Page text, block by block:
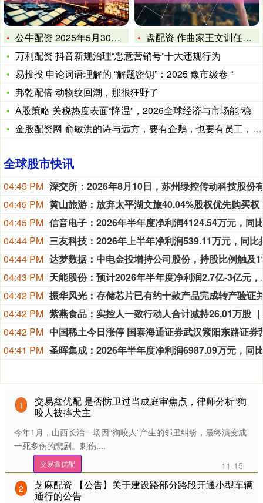
公牛配资 2025年5月30日全国主要批发市场当归(药厂货9
盘配资 作曲家王文训任导师 川剧音乐创作人才培养班成都开班
万利配资 抖音新规治理“恶意营销号”十大违规行为
易投投 申论词语理解的 “解题密钥”：2025 豫市级卷 “
邦乾配倍 动物纹回潮，那很狂野了
A股策略 关税热度表面“降温”，2026全球经济与市场能“稳
金股配资网 俞敏洪的诗与远方，要有企鹅，也要有员工，南极“鸡
全球股市快讯
04:45 PM
04:45 PM 黄山旅游：放弃太平湖文旅40.04%股权优先购买权
04:45 PM
04:44 PM
04:44 PM
04:43 PM
天能股份
04:42 PM
04:42 PM 紫燕食品：实控人一致行动人合计减持26.01万股
04:42 PM
04:41 PM
1
交易鑫优配 是否防卫过当成庭审焦点，律师分析“狗
咬人被摔犬主
今年1月，山西长治一场因“狗咬人”产生的邻里纠纷，最终演变成
一死多伤的悲剧。刺伤....
交易鑫优配
11-15
2
芝麻配资 【公告】关于建设路部分路段开通小型车辆
通行的公告